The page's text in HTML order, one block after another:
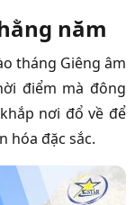
năm
tháng Giêng âm
điểm mà đông
nơi đổ về để
hóa đặc sắc.